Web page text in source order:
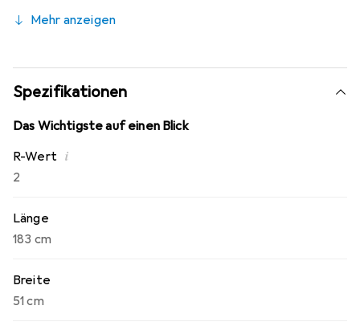
ausserdem die reflektierende ThermaCapture-
damit die Gesamttemperatur um rund 20 % erhöht. Die
Therm-a-Rest-eigenen Schaumstoffe sind oben weicher
für zusätzlichen Komfort und unten dichter für extra
Strapazierfähigkeit. Wo auch immer Sie unterwegs sind,
Wärme, Langlebigkeit und Komfort.
Mehr anzeigen
Spezifikationen
Das Wichtigste auf einen Blick
R-Wert i
2
Länge
183 cm
Breite
51 cm